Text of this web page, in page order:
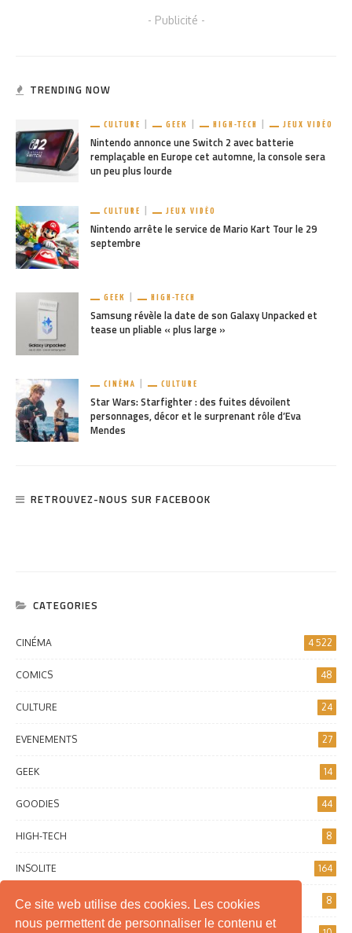
Ce site web utilise des cookies. Les cookies
nous permettent de personnaliser le contenu et
- Publicité -
TRENDING NOW
CULTURE GEEK HIGH-TECH JEUX VIDÉO
Nintendo annonce une Switch 2 avec batterie
remplaçable en Europe cet automne, la console sera
un peu plus lourde
CULTURE JEUX VIDÉO
Nintendo arrête le service de Mario Kart Tour le 29
septembre
GEEK HIGH-TECH
Samsung révèle la date de son Galaxy Unpacked et
tease un pliable « plus large »
CINÉMA CULTURE
Star Wars: Starfighter : des fuites dévoilent
personnages, décor et le surprenant rôle d’Eva
Mendes
RETROUVEZ-NOUS SUR FACEBOOK
CATEGORIES
CINÉMA 4 522
COMICS 48
CULTURE 24
EVENEMENTS 27
GEEK 14
GOODIES 44
HIGH-TECH 8
INSOLITE 164
INTERNET 8